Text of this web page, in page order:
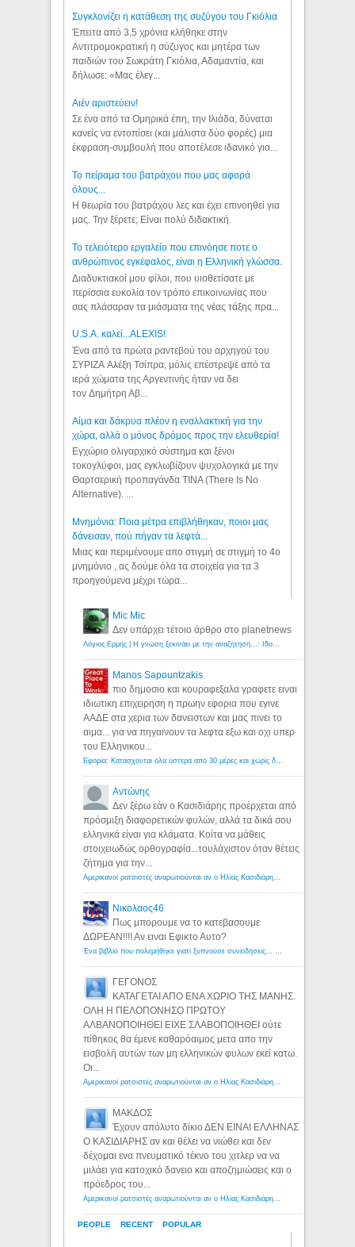
Συγκλονίζει η κατάθεση της συζύγου του Γκιόλια
Έπειτα από 3,5 χρόνια κλήθηκε στην
Αντιτρομοκρατική η σύζυγος και μητέρα των
παιδιών του Σωκράτη Γκιόλια, Αδαμαντία, και
δήλωσε: «Μας έλεγ...
Aιέν αριστεύειν!
Σε ένα από τα Ομηρικά έπη, την Ιλιάδα, δύναται
κανείς να εντοπίσει (και μάλιστα δύο φορές) μια
έκφραση-συμβουλή που αποτέλεσε ιδανικό για...
Το πείραμα του βατράχου που μας αφορά
όλους...
Η θεωρία του βατράχου λες και έχει επινοηθεί για
μας. Την ξέρετε; Είναι πολύ διδακτική.
Το τελειότερο εργαλείο που επινόησε ποτε ο
ανθρώπινος εγκέφαλος, είναι η Ελληνική γλώσσα.
Διαδυκτιακοί μου φίλοι, που υιοθετίσατε με
περίσσια ευκολία τον τρόπο επικοινωνίας που
σας πλάσαραν τα μιάσματα της νέας τάξης πρα...
U.S.A. καλεί...ALEXIS!
Ένα από τα πρώτα ραντεβού του αρχηγού του
ΣΥΡΙΖΑ Αλέξη Τσίπρα, μόλις επέστρεψε από τα
ιερά χώματα της Αργεντινής ήταν να δει
τον Δημήτρη Αβ...
Αίμα και δάκρυα πλέον η εναλλακτική για την
χώρα, αλλά ο μόνος δρόμος προς την ελευθερία!
Εγχώριο ολιγαρχικό σύστημα και ξένοι
τοκογλύφοι, μας εγκλωβίζουν ψυχολογικά με την
Θαρτσερική προπαγάνδα TINA (There Is No
Alternative). ...
Μνημόνια: Ποια μέτρα επιβλήθηκαν, ποιοι μας
δάνεισαν, πού πήγαν τα λεφτά...
Μιας και περιμένουμε απο στιγμή σε στιγμή το 4ο
μνημόνιο , ας δούμε όλα τα στοιχεία για τα 3
προηγούμενα μέχρι τώρα...
PEOPLE RECENT POPULAR
Mic Mic
Δεν υπάρχει τέτοιο άρθρο στο planetnews
Manos Sapountzakis
πιο δημοσιο και κουραφεξαλα γραφετε ειναι
ιδιωτικη επιχειρηση η πρωην εφορια που εγινε
ΑΑΔΕ στα χερια των δανειστων και μας πινει το
αιμα... για να πηγαινουν τα λεφτα εξω και οχι υπερ
του Ελληνικου...
Αντώνης
Δεν ξέρω εάν ο Κασιδιάρης προέρχεται από
πρόσμιξη διαφορετικών φυλών, αλλά τα δικά σου
ελληνικά είναι για κλάματα. Κοίτα να μάθεις
στοιχειωδώς ορθογραφία...τουλάχιστον όταν θέτεις
ζήτημα για την...
Νικολαος46
Πως μπορουμε να το κατεβασουμε
ΔΩΡΕΑΝ!!!! Αν ειναι Εφικτο Αυτο?
ΓΕΓΟΝΟΣ
ΚΑΤΑΓΕΤΑΙ ΑΠΟ ΕΝΑ ΧΩΡΙΟ ΤΗΣ ΜΑΝΗΣ.
ΟΛΗ Η ΠΕΛΟΠΟΝΗΣΟ ΠΡΩΤΟΥ
ΑΛΒΑΝΟΠΟΙΗΘΕΙ ΕΙΧΕ ΣΛΑΒΟΠΟΙΗΘΕΙ ούτε
πίθηκος θα έμενε καθαρόαιμος μετα απο την
εισβολή αυτών των μη ελληνικών φυλων εκεί κατω.
Οι...
ΜΑΚΔΟΣ
Έχουν απόλυτο δίκιο ΔΕΝ ΕΙΝΑΙ ΕΛΛΗΝΑΣ
Ο ΚΑΣΙΔΙΑΡΗΣ αν και θέλει να νιώθει και δεν
δέχομαι ενα πνευματικό τέκνο του χιτλερ να να
μιλάει για κατοχικό δανειο και αποζημιώσεις και ο
πρόεδρος του...